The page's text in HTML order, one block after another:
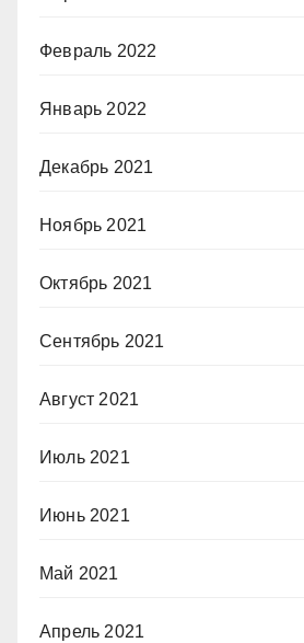
Февраль 2022
Январь 2022
Декабрь 2021
Ноябрь 2021
Октябрь 2021
Сентябрь 2021
Август 2021
Июль 2021
Июнь 2021
Май 2021
Апрель 2021